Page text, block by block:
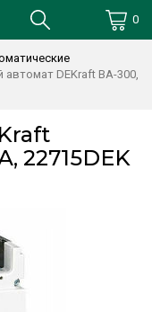
0
автомат DEKraft ВА-300,
22715DEK